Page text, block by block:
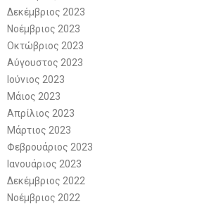
Δεκέμβριος 2023
Νοέμβριος 2023
Οκτώβριος 2023
Αύγουστος 2023
Ιούνιος 2023
Μάιος 2023
Απρίλιος 2023
Μάρτιος 2023
Φεβρουάριος 2023
Ιανουάριος 2023
Δεκέμβριος 2022
Νοέμβριος 2022